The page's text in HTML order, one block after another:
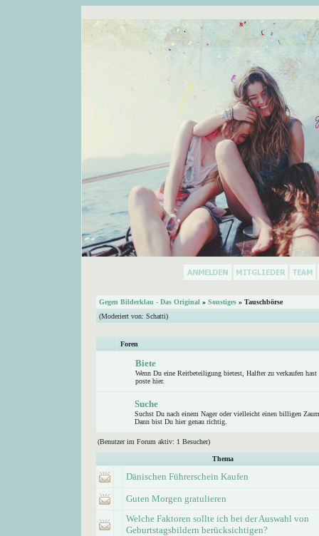
Gegen Bilderklau - Das Original » Sonstiges » Tauschbörse
(Moderiert von: Schatti)
Foren
Biete
Wenn Du eine Reitbeteiligung bietest, Halfter zu verkaufen hast
poste hier.
Suche
Suchst Du nach einem Nager oder vielleicht einen billigen
Dann bist Du hier genau richtig.
(Benutzer im Forum aktiv: 1 Besucher)
Thema
Dänischen Führerschein Kaufen
Guten Morgen gratulieren
Welche Faktoren sollte ich bei der Auswahl von
Geburtstagsbildern berücksichtigen?